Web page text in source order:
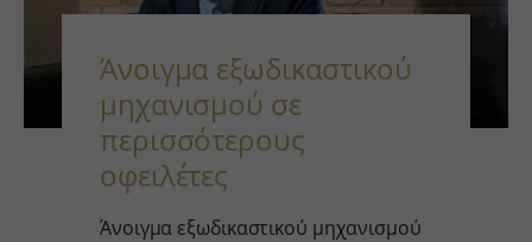
Άνοιγμα εξωδικαστικού
μηχανισμού σε
περισσότερους
οφειλέτες
Άνοιγμα εξωδικαστικού μηχανισμού